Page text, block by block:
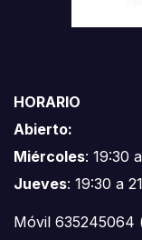
HORARIO
Abierto:
Miércoles: 19:30
Jueves: 19:30 a
Móvil 635245064